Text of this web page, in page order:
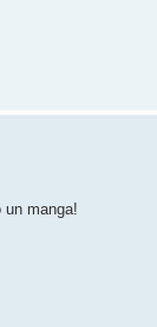
un manga!